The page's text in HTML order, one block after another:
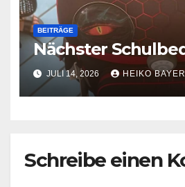
BEITRÄGE
Nächster
JULI 14, 2026 HEIKO BAYER
Schreibe einen